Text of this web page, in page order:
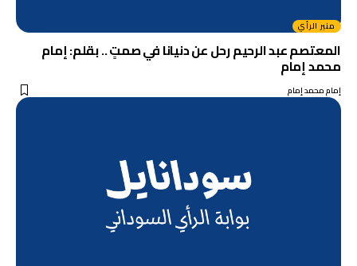
منبر الرأي
المعتصم عبد الرحيم رحل عن دنيانا في صمتٍ .. بقلم: إمام
محمد إمام
إمام محمد إمام